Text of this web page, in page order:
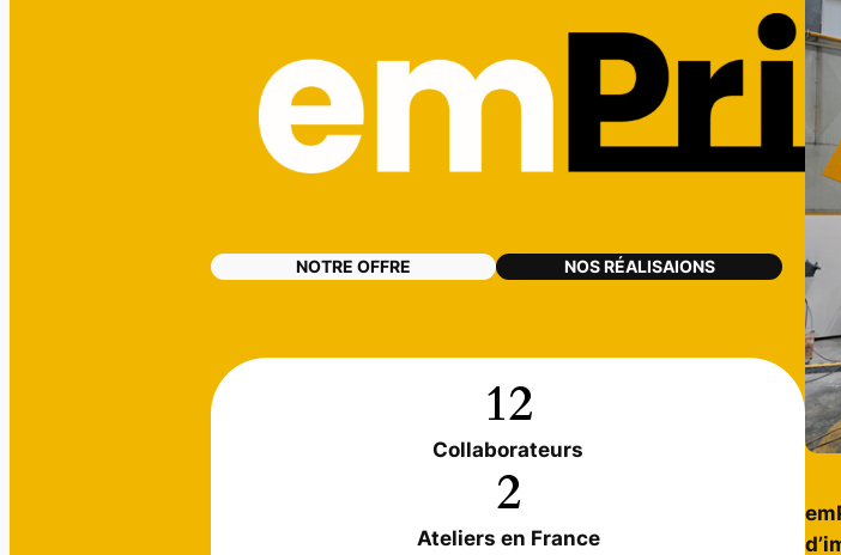
NOTRE OFFRE NOS RÉALISAIONS
12
Collaborateurs
2
Ateliers en France